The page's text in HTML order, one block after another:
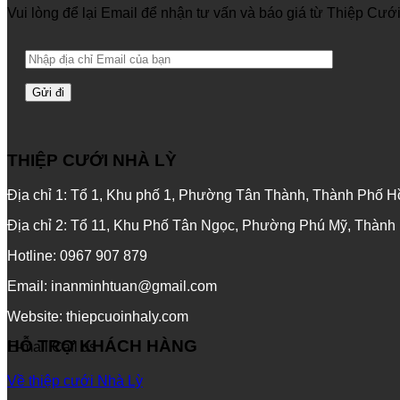
Vui lòng để lại Email để nhận tư vấn và báo giá từ Thiệp
THIỆP CƯỚI NHÀ LỲ
Địa chỉ 1: Tổ 1, Khu phố 1, Phường Tân Thành, Thành Phố
Địa chỉ 2: Tổ 11, Khu Phố Tân Ngọc, Phường Phú Mỹ, Thành
Hotline: 0967 907 879
Email: inanminhtuan@gmail.com
Website: thiepcuoinhaly.com
E-mail Call us
HỖ TRỢ KHÁCH HÀNG
Về thiệp cưới Nhà Lỳ